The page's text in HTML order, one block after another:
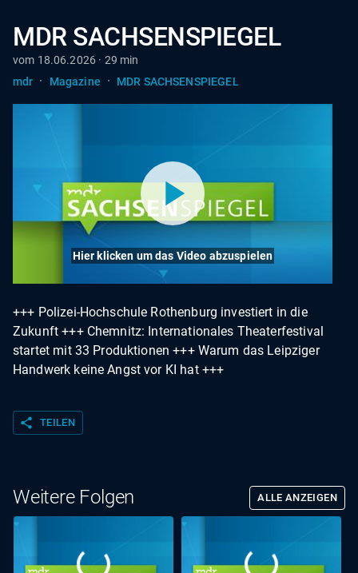
MDR SACHSENSPIEGEL
vom 18.06.2026 · 29 min
mdr · Magazine · MDR SACHSENSPIEGEL
Hier klicken um das Video abzuspielen
+++ Polizei-Hochschule Rothenburg investiert in die
Zukunft +++ Chemnitz: Internationales Theaterfestival
startet mit 33 Produktionen +++ Warum das Leipziger
Handwerk keine Angst vor KI hat +++
share TEILEN
Weitere Folgen ALLE ANZEIGEN